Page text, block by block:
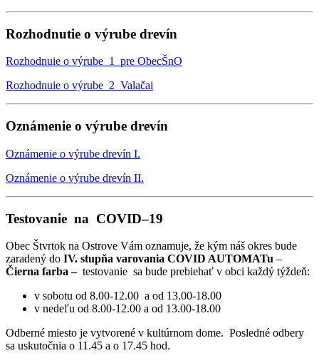
Rozhodnutie o výrube drevín
Rozhodnuie o výrube_1_pre ObecŠnO
Rozhodnuie o výrube_2_Valačai
Oznámenie o výrube drevín
Oznámenie o výrube drevín I.
Oznámenie o výrube drevín II.
Testovanie na COVID–19
Obec Štvrtok na Ostrove Vám oznamuje, že kým náš okres bude
zaradený do IV. stupňa varovania COVID AUTOMATu –
Čierna farba – testovanie sa bude prebiehať v obci každý týždeň:
v sobotu od 8.00-12.00 a od 13.00-18.00
v nedeľu od 8.00-12.00 a od 13.00-18.00
Odberné miesto je vytvorené v kultúrnom dome. Posledné odbery
sa uskutočnia o 11.45 a o 17.45 hod.